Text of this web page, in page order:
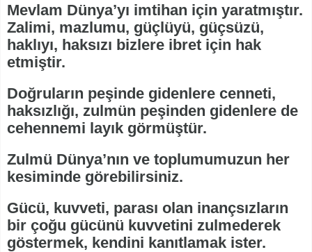
Mevlam Dünya’yı imtihan için yaratmıştır.
Zalimi, mazlumu, güçlüyü, güçsüzü,
haklıyı, haksızı bizlere ibret için hak
etmiştir.
Doğruların peşinde gidenlere cenneti,
haksızlığı, zulmün peşinden gidenlere de
cehennemi layık görmüştür.
Zulmü Dünya’nın ve toplumumuzun her
kesiminde görebilirsiniz.
Gücü, kuvveti, parası olan inançsızların
bir çoğu gücünü kuvvetini zulmederek
göstermek, kendini kanıtlamak ister.